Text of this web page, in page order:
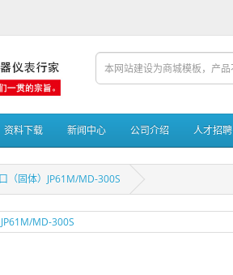
资料下载 新闻中心 公司介绍 人才招聘
（固体）JP61M/MD-300S